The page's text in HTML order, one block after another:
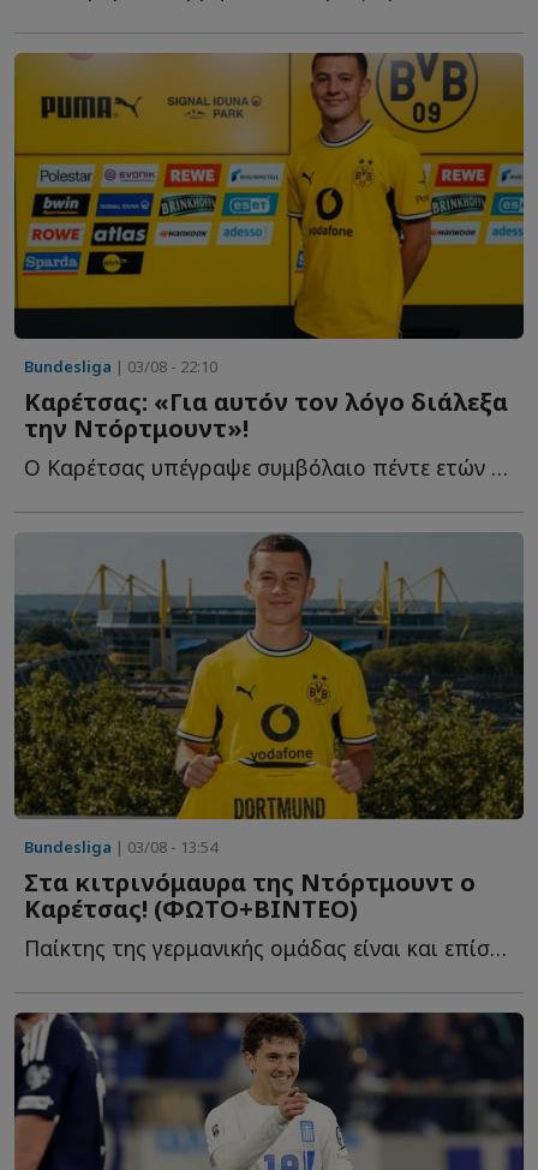
Bundesliga | 03/08 - 22:10
Καρέτσας: «Για αυτόν τον λόγο διάλεξα
την Ντόρτμουντ»!
Ο Καρέτσας υπέγραψε συμβόλαιο πέντε ετών με τον γερμανικό σ...
Bundesliga | 03/08 - 13:54
Στα κιτρινόμαυρα της Ντόρτμουντ ο
Καρέτσας! (ΦΩΤΟ+ΒΙΝΤΕΟ)
Παίκτης της γερμανικής ομάδας είναι και επίσημα ο 18χρονος δ...